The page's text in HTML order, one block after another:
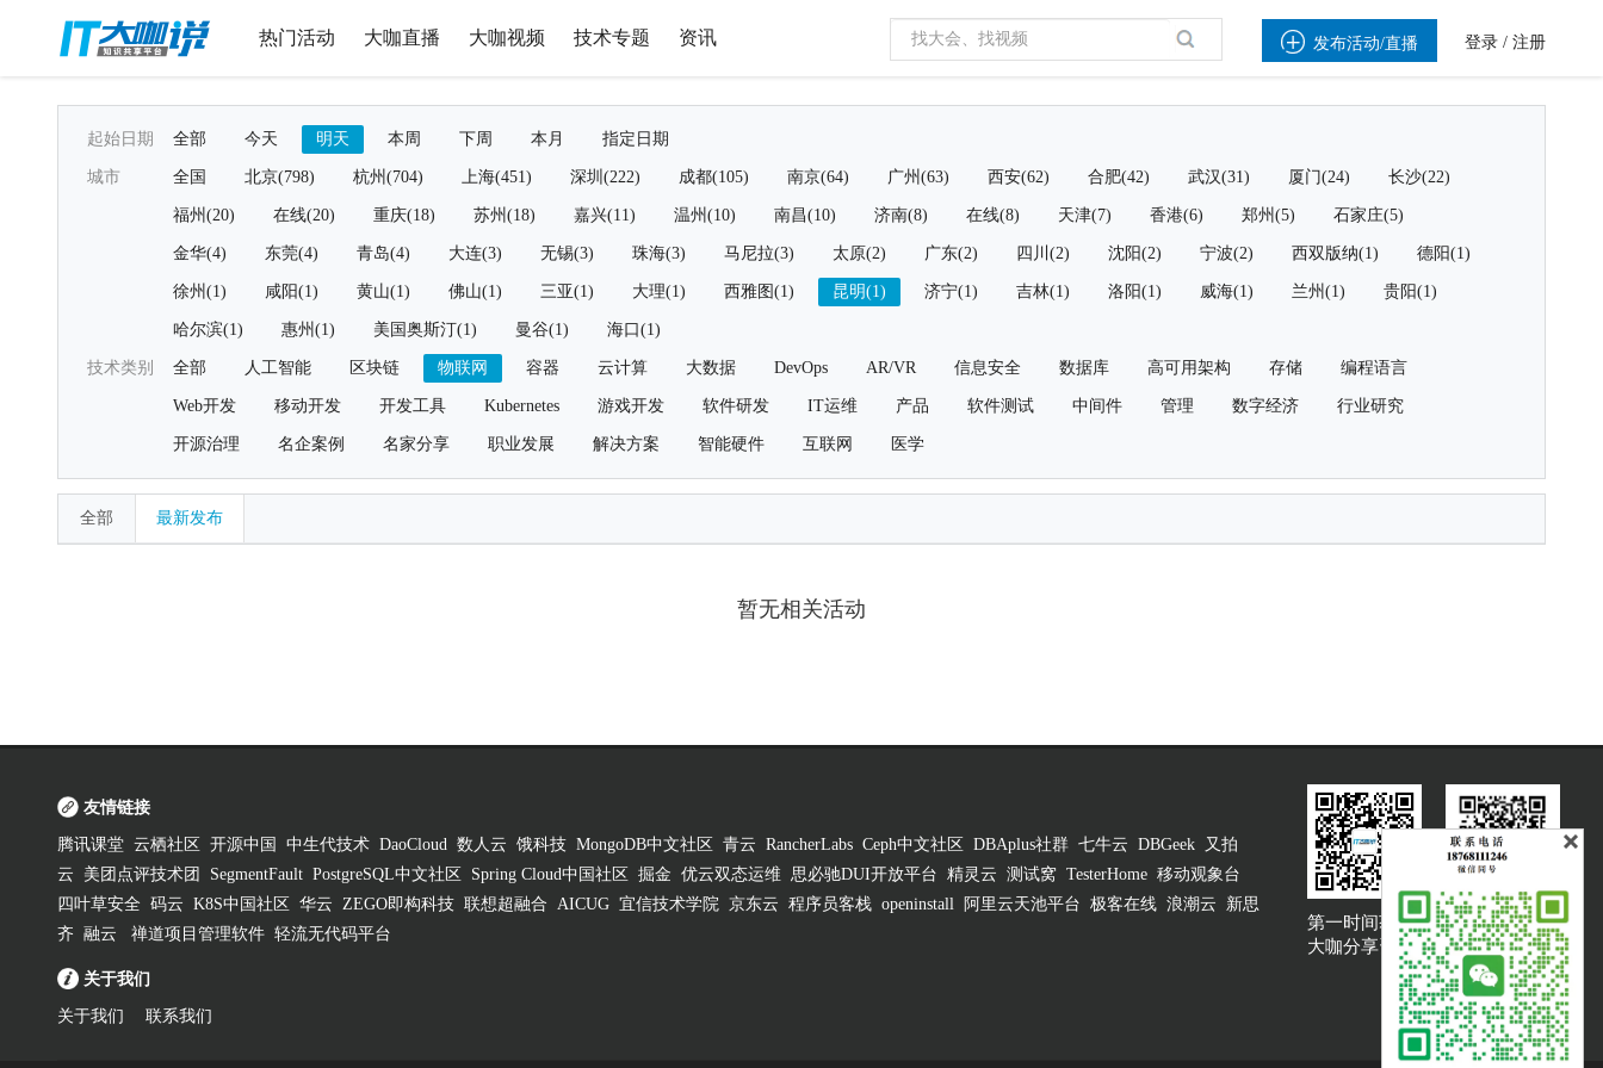
热门活动 大咖直播 大咖视频 技术专题 资讯  发布活动/直播 登录 / 注册
起始日期 全部 今天 明天 本周 下周 本月 指定日期
城市 全国 北京(798) 杭州(704) 上海(451) 深圳(222) 成都(105) 南京(64) 广州(63) 西安(62) 合肥(42) 武汉(31) 厦门(24) 长沙(22)
福州(20) 在线(20) 重庆(18) 苏州(18) 嘉兴(11) 温州(10) 南昌(10) 济南(8) 在线(8) 天津(7) 香港(6) 郑州(5) 石家庄(5)
金华(4) 东莞(4) 青岛(4) 大连(3) 无锡(3) 珠海(3) 马尼拉(3) 太原(2) 广东(2) 四川(2) 沈阳(2) 宁波(2) 西双版纳(1) 德阳(1)
徐州(1) 咸阳(1) 黄山(1) 佛山(1) 三亚(1) 大理(1) 西雅图(1) 昆明(1) 济宁(1) 吉林(1) 洛阳(1) 威海(1) 兰州(1) 贵阳(1)
哈尔滨(1) 惠州(1) 美国奥斯汀(1) 曼谷(1) 海口(1)
技术类别 全部 人工智能 区块链 物联网 容器 云计算 大数据 DevOps AR/VR 信息安全 数据库 高可用架构 存储 编程语言
Web开发 移动开发 开发工具 Kubernetes 游戏开发 软件研发 IT运维 产品 软件测试 中间件 管理 数字经济 行业研究
开源治理 名企案例 名家分享 职业发展 解决方案 智能硬件 互联网 医学
全部 最新发布
暂无相关活动
友情链接
腾讯课堂 云栖社区 开源中国 中生代技术 DaoCloud 数人云 饿科技 MongoDB中文社区 青云 RancherLabs Ceph中文社区 DBAplus社群 七牛云 DBGeek
又拍
云
美团点评技术团 SegmentFault PostgreSQL中文社区 Spring Cloud中国社区 掘金 优云双态运维 思必驰DUI开放平台 精灵云 测试窝 TesterHome 移动观象台
四叶草安全 码云 K8S中国社区 华云 ZEGO即构科技 联想超融合 AICUG 宜信技术学院 京东云 程序员客栈 openinstall 阿里云天池平台 极客在线 浪潮云
新思
齐 融云 禅道项目管理软件 轻流无代码平台
关于我们
关于我们 联系我们
第一时间获取
大咖分享资讯
大咖说吐槽客服